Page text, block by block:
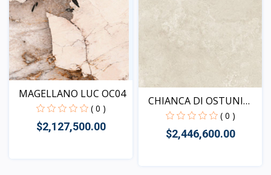
MAGELLANO LUC OC04
( 0 )
$2,127,500.00
CHIANCA DI OSTUNI
SE01
( 0 )
$2,446,600.00